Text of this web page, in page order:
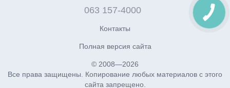
063 157-4000
Контакты
Полная версия сайта
© 2008—2026
Все права защищены. Копирование любых материалов с этого
сайта запрещено.